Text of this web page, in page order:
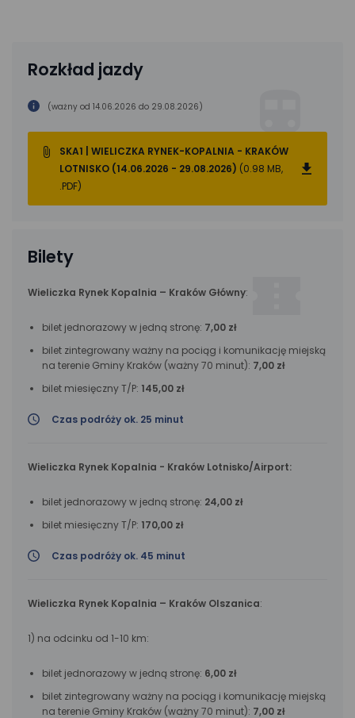
Rozkład jazdy
(ważny od 14.06.2026 do 29.08.2026)
SKA1 | WIELICZKA RYNEK-KOPALNIA - KRAKÓW
LOTNISKO (14.06.2026 - 29.08.2026) (0.98 MB,
.PDF)
Bilety
Wieliczka Rynek Kopalnia – Kraków Główny:
bilet jednorazowy w jedną stronę: 7,00 zł
bilet zintegrowany ważny na pociąg i komunikację miejską
na terenie Gminy Kraków (ważny 70 minut): 7,00 zł
bilet miesięczny T/P: 145,00 zł
Czas podróży ok. 25 minut
Wieliczka Rynek Kopalnia - Kraków Lotnisko/Airport:
bilet jednorazowy w jedną stronę: 24,00 zł
bilet miesięczny T/P: 170,00 zł
Czas podróży ok. 45 minut
Wieliczka Rynek Kopalnia – Kraków Olszanica:
1) na odcinku od 1-10 km:
bilet jednorazowy w jedną stronę: 6,00 zł
bilet zintegrowany ważny na pociąg i komunikację miejską
na terenie Gminy Kraków (ważny 70 minut): 7,00 zł